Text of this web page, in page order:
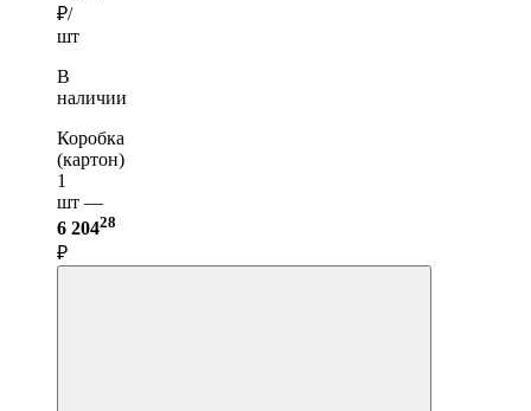
₽/
шт
В
наличии
Коробка
(картон)
1
шт —
6 20428
₽